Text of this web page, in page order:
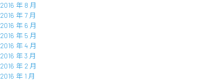
2016 年 8 月
2016 年 7 月
2016 年 6 月
2016 年 5 月
2016 年 4 月
2016 年 3 月
2016 年 2 月
2016 年 1 月